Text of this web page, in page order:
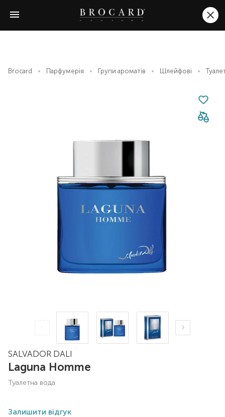
Brocard Парфумерія Групи ароматів Шлейфові
SALVADOR DALI
Laguna Homme
туалетна вода
Залишити відгук